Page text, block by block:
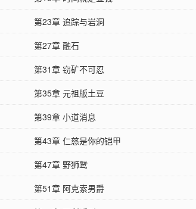
第23章 追踪与岩洞
第27章 融石
第31章 窃矿不可忍
第35章 元祖版土豆
第39章 小道消息
第43章 仁慈是你的铠甲
第47章 野狮鹫
第51章 阿克索男爵